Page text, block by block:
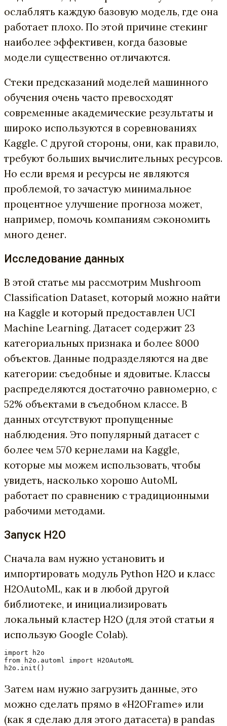
ослаблять каждую базовую модель, где она
работает плохо. По этой причине стекинг
наиболее эффективен, когда базовые
модели существенно отличаются.
Стеки предсказаний моделей машинного
обучения очень часто превосходят
современные академические результаты и
широко используются в соревнованиях
Kaggle. С другой стороны, они, как правило,
требуют больших вычислительных ресурсов.
Но если время и ресурсы не являются
проблемой, то зачастую минимальное
процентное улучшение прогноза может,
например, помочь компаниям сэкономить
много денег.
Исследование данных
В этой статье мы рассмотрим Mushroom
Classification Dataset, который можно найти
на Kaggle и который предоставлен UCI
Machine Learning. Датасет содержит 23
категориальных признака и более 8000
объектов. Данные подразделяются на две
категории: съедобные и ядовитые. Классы
распределяются достаточно равномерно, с
52% объектами в съедобном классе. В
данных отсутствуют пропущенные
наблюдения. Это популярный датасет с
более чем 570 кернелами на Kaggle,
которые мы можем использовать, чтобы
увидеть, насколько хорошо AutoML
работает по сравнению с традиционными
рабочими методами.
Запуск H2O
Сначала вам нужно установить и
импортировать модуль Python H2O и класс
H2OAutoML, как и в любой другой
библиотеке, и инициализировать
локальный кластер H2O (для этой статьи я
использую Google Colab).
import h2o
from h2o.automl import H2OAutoML
Затем нам нужно загрузить данные, это
можно сделать прямо в «H2OFrame» или
(как я сделаю для этого датасета) в pandas